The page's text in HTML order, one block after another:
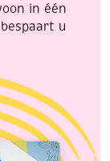
in één
u